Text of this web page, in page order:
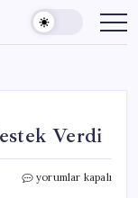
Verdi
Malatya,
yorumlar kapalı